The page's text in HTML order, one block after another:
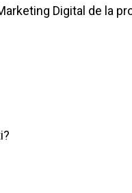
Digital de la